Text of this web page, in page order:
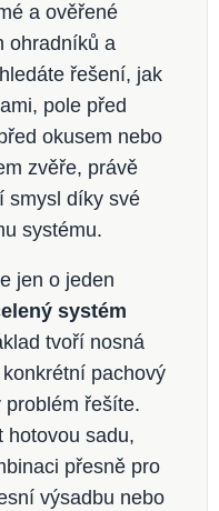
a ověřené
ohradníků a
řešení, jak
pole před
okusem nebo
zvěře, právě
smysl díky své
systému.
jen o jeden
systém
tvoří nosná
pachový
problém řešíte.
hotovou sadu,
přesně pro
výsadbu nebo